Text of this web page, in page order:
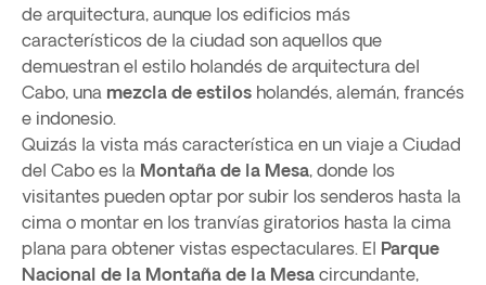
de arquitectura, aunque los edificios más
característicos de la ciudad son aquellos que
demuestran el estilo holandés de arquitectura del
Cabo, una mezcla de estilos holandés, alemán, francés
e indonesio.
Quizás la vista más característica en un viaje a Ciudad
del Cabo es la Montaña de la Mesa, donde los
visitantes pueden optar por subir los senderos hasta la
cima o montar en los tranvías giratorios hasta la cima
plana para obtener vistas espectaculares. El Parque
Nacional de la Montaña de la Mesa circundante,